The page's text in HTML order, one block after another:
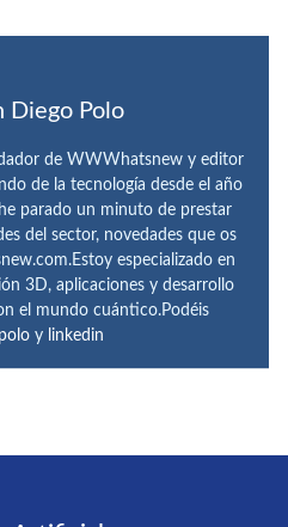
Diego Polo
de WWWhatsnew y editor
de la tecnología desde el año
parado un minuto de prestar
del sector, novedades que os
especializado en
3D, aplicaciones y desarrollo
el mundo cuántico.Podéis
y linkedin